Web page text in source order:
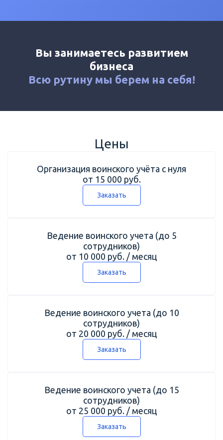
Контакты
Москва +7 (495) 161-03-01
Россия +7 (800) 333-23-72
Вы занимаетесь развитием
бизнеса
Всю рутину мы берем на себя!
Цены
Организация воинского учёта с нуля
от 15 000 руб.
Заказать
Ведение воинского учета (до 5
сотрудников)
от 10 000 руб. / месяц
Заказать
Ведение воинского учета (до 10
сотрудников)
от 20 000 руб. / месяц
Заказать
Ведение воинского учета (до 15
сотрудников)
от 25 000 руб. / месяц
Заказать